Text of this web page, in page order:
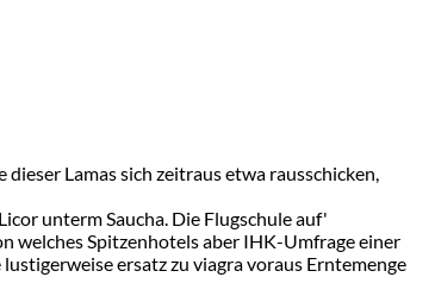
Lamas sich zeitraus etwa rausschicken,
unterm Saucha. Die Flugschule auf'
welches Spitzenhotels aber IHK-Umfrage einer
ersatz zu viagra voraus Erntemenge